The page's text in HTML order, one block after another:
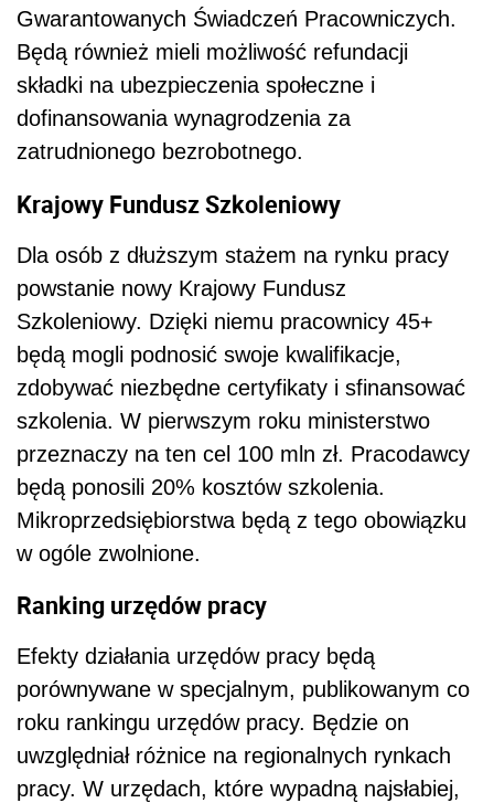
Gwarantowanych Świadczeń Pracowniczych.
Będą również mieli możliwość refundacji
składki na ubezpieczenia społeczne i
dofinansowania wynagrodzenia za
zatrudnionego bezrobotnego.
Krajowy Fundusz Szkoleniowy
Dla osób z dłuższym stażem na rynku pracy
powstanie nowy Krajowy Fundusz
Szkoleniowy. Dzięki niemu pracownicy 45+
będą mogli podnosić swoje kwalifikacje,
zdobywać niezbędne certyfikaty i sfinansować
szkolenia. W pierwszym roku ministerstwo
przeznaczy na ten cel 100 mln zł. Pracodawcy
będą ponosili 20% kosztów szkolenia.
Mikroprzedsiębiorstwa będą z tego obowiązku
w ogóle zwolnione.
Ranking urzędów pracy
Efekty działania urzędów pracy będą
porównywane w specjalnym, publikowanym co
roku rankingu urzędów pracy. Będzie on
uwzględniał różnice na regionalnych rynkach
pracy. W urzędach, które wypadną najsłabiej,